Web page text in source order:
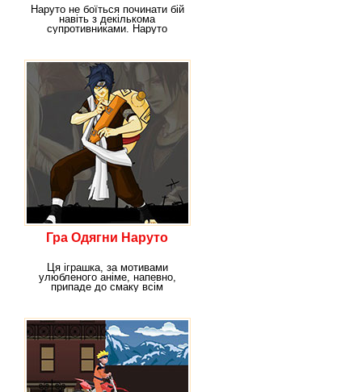
Наруто не боїться починати бій
навіть з декількома
супротивниками. Наруто
Гра Одягни Наруто
Ця іграшка, за мотивами
улюбленого аніме, напевно,
припаде до смаку всім